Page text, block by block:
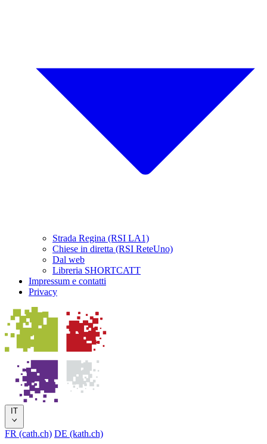
Strada Regina (RSI LA1)
Chiese in diretta (RSI ReteUno)
Dal web
Libreria SHORTCATT
Impressum e contatti
Privacy
IT
FR (cath.ch) DE (kath.ch)